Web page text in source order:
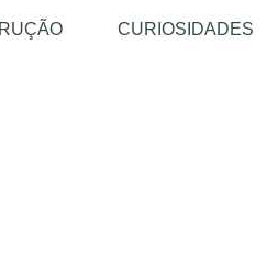
CURIOSIDADES